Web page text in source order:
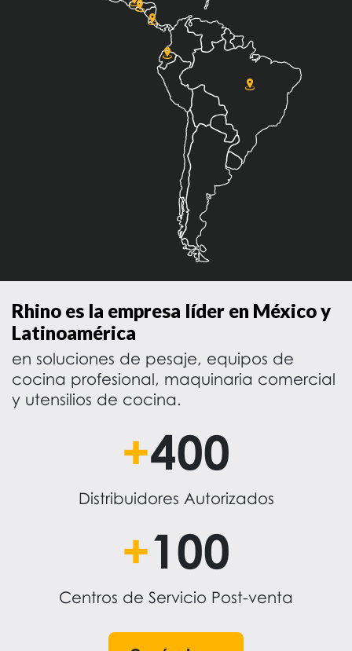
Rhino es la empresa líder en México y
Latinoamérica
en soluciones de pesaje, equipos de
cocina profesional, maquinaria comercial
y utensilios de cocina.
+400
Distribuidores Autorizados
+100
Centros de Servicio Post-venta